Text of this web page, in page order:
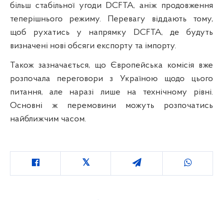
більш стабільної угоди DCFTA, аніж продовження
теперішнього режиму. Перевагу віддають тому,
щоб рухатись у напрямку DCFTA, де будуть
визначені нові обсяги експорту та імпорту.
Також зазначається, що Європейська комісія вже
розпочала переговори з Україною щодо цього
питання, але наразі лише на технічному рівні.
Основні ж перемовини можуть розпочатись
найближчим часом.